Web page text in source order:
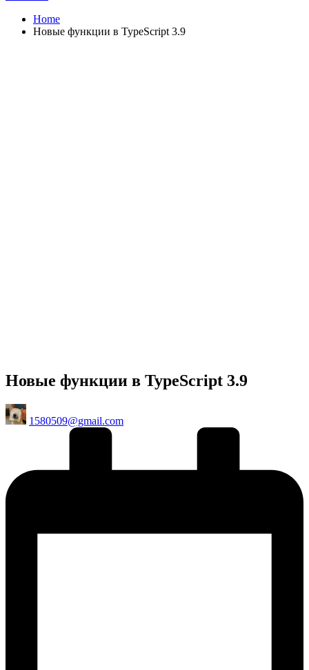
Home
Новые функции в TypeScript 3.9
Новые функции в TypeScript 3.9
Posted
by
1580509@gmail.com